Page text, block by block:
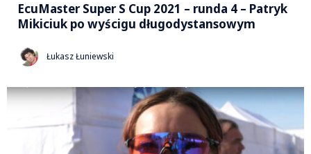
EcuMaster Super S Cup 2021 – runda 4 – Patryk
Mikiciuk po wyścigu długodystansowym
Łukasz Łuniewski